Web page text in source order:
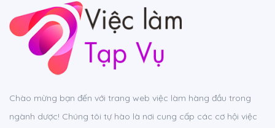
Chào mừng bạn đến với trang web việc làm hàng đầu trong
ngành dược! Chúng tôi tự hào là nơi cung cấp các cơ hội việc